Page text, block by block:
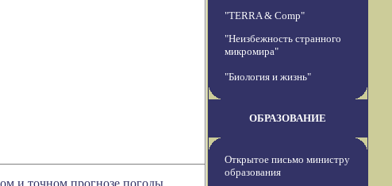
"TERRA & Comp"
"Неизбежность странного
микромира"
"Биология и жизнь"
ОБРАЗОВАНИЕ
Открытое письмо министру
образования